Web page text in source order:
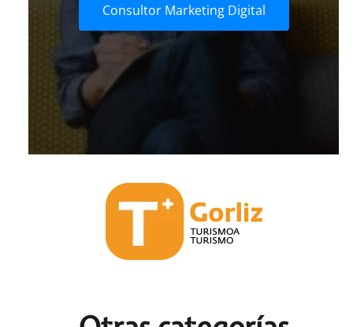
Consultor Marketing Digital